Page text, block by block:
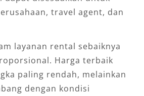
travel agent, dan
layanan rental sebaiknya
Harga terbaik
paling rendah, melainkan
dengan kondisi